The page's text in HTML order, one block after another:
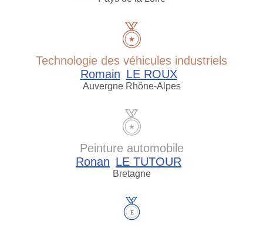
Technologie des véhicules industriels
Romain LE ROUX
Auvergne Rhône-Alpes
Peinture automobile
Ronan LE TUTOUR
Bretagne